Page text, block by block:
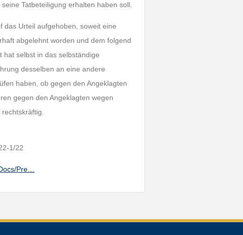
Tatbeteiligung erhalten haben soll.
das Urteil aufgehoben, soweit eine
abgelehnt worden und dem folgend
hat selbst in das selbständige
desselben an eine andere
haben, ob gegen den Angeklagten
gegen den Angeklagten wegen
1/22
Pre…